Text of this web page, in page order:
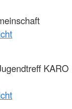
KARO